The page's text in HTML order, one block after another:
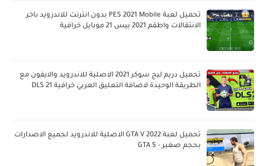
تحميل لعبة PES 2021 Mobile بدون انترنت للاندرويد باخر
الانتقالات واطقم 2021 بيس 21 موبايل خرافية
تحميل دريم ليج سوكر 2021 الاصلية للاندرويد والايفون مع
الطريقة الوحيدة لاضافة التعليق العربي خرافية DLS 21
تحميل لعبة GTA V 2022 الاصلية للاندرويد لجميع الاصدارات
بحجم صغير - GTA 5